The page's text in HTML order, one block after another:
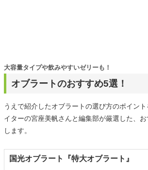
オブラートのおすすめ5選！
大容量タイプや飲みやすいゼリーも！
うえで紹介したオブラートの選び方のポイン
イターの宮座美帆さんと編集部が厳選した、
します。
国光オブラート『特大オブラート』